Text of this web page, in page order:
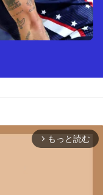
arrow_forward_ios もっと読む